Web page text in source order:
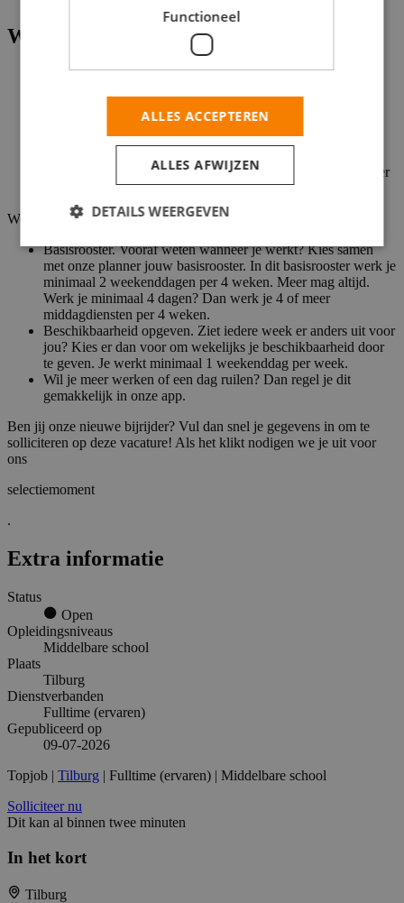
Wat je kan
Je spreekt en begrijpt de Nederlandse taal goed, want onze
ons vergoed. Ook checken we alle kandidaten in het FAD
schakelrijbewijs B wat geldig is in de Europese Unie, zonder
Werken volgens dit rooster:
Basisrooster. Vooraf weten wanneer je werkt? Kies samen
met onze planner jouw basisrooster. In dit basisrooster werk je
minimaal 2 weekenddagen per 4 weken. Meer mag altijd.
Werk je minimaal 4 dagen? Dan werk je 4 of meer
middagdiensten per 4 weken.
Beschikbaarheid opgeven. Ziet iedere week er anders uit voor
jou? Kies er dan voor om wekelijks je beschikbaarheid door
te geven. Je werkt minimaal 1 weekenddag per week.
Wil je meer werken of een dag ruilen? Dan regel je dit
gemakkelijk in onze app.
Ben jij onze nieuwe bijrijder? Vul dan snel je gegevens in om te
solliciteren op deze vacature! Als het klikt nodigen we je uit voor
ons
selectiemoment
.
Extra informatie
Status
Open
Opleidingsniveaus
Middelbare school
Plaats
Tilburg
Dienstverbanden
Fulltime (ervaren)
Gepubliceerd op
09-07-2026
Topjob | Tilburg | Fulltime (ervaren) | Middelbare school
Solliciteer nu
Dit kan al binnen twee minuten
In het kort
Tilburg
Functioneel
ALLES ACCEPTEREN
ALLES AFWIJZEN
DETAILS WEERGEVEN